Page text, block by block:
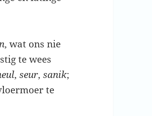
, wat ons nie
te wees
,seur,sanik;
te